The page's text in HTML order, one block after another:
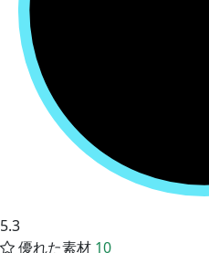
5.3
優れた素材 10